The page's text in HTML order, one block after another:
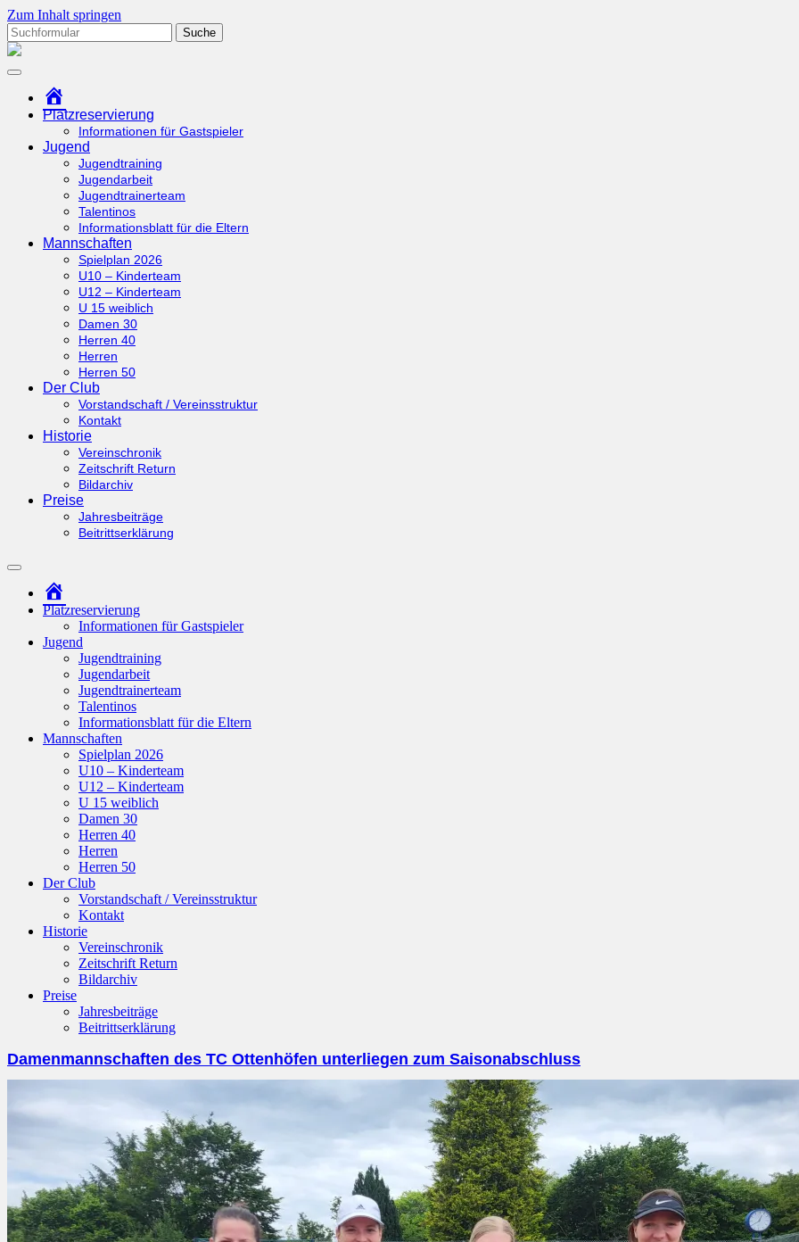
Zum Inhalt springen
Suchen
nach:tcottenhoefen.de
Platzreservierung
Informationen für Gastspieler
Jugend
Jugendtraining
Jugendarbeit
Jugendtrainerteam
Talentinos
Informationsblatt für die Eltern
Mannschaften
Spielplan 2026
U10 – Kinderteam
U12 – Kinderteam
U 15 weiblich
Damen 30
Herren 40
Herren
Herren 50
Der Club
Vorstandschaft / Vereinsstruktur
Kontakt
Historie
Vereinschronik
Zeitschrift Return
Bildarchiv
Preise
Jahresbeiträge
Beitrittserklärung
Suchfeld
ein-/ausblenden
Platzreservierung
Informationen für Gastspieler
Jugend
Jugendtraining
Jugendarbeit
Jugendtrainerteam
Talentinos
Informationsblatt für die Eltern
Mannschaften
Spielplan 2026
U10 – Kinderteam
U12 – Kinderteam
U 15 weiblich
Damen 30
Herren 40
Herren
Herren 50
Der Club
Vorstandschaft / Vereinsstruktur
Kontakt
Historie
Vereinschronik
Zeitschrift Return
Bildarchiv
Preise
Jahresbeiträge
Beitrittserklärung
Damenmannschaften des TC Ottenhöfen unterliegen zum Saisonabschluss